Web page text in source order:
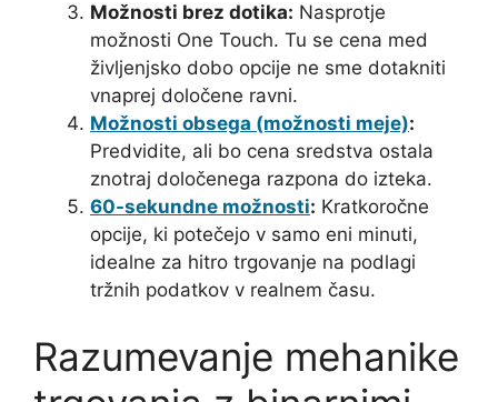
Možnosti brez dotika: Nasprotje
možnosti One Touch. Tu se cena med
življenjsko dobo opcije ne sme dotakniti
vnaprej določene ravni.
Možnosti obsega (možnosti meje):
Predvidite, ali bo cena sredstva ostala
znotraj določenega razpona do izteka.
60-sekundne možnosti: Kratkoročne
opcije, ki potečejo v samo eni minuti,
idealne za hitro trgovanje na podlagi
tržnih podatkov v realnem času.
Razumevanje mehanike